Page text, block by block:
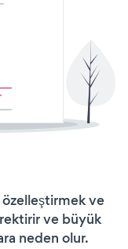
özelleştirmek ve
ve büyük
neden olur.